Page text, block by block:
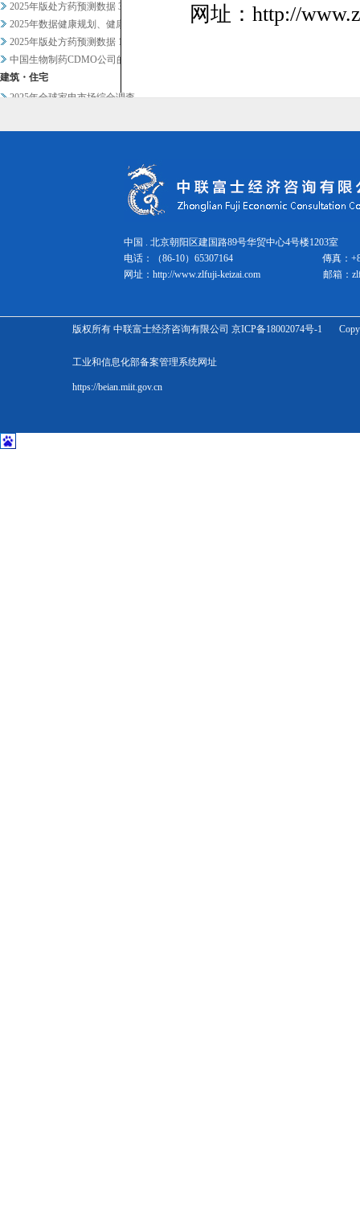
2025年版处方药预测数据 3
2025年数据健康规划、健康管...
2025年版处方药预测数据 1
中国生物制药CDMO公司的战略...
建筑・住宅
2025年全球家电市场综合调查
食材・食品加工
2025年健康/美容食品营销手...
个性化食品发展的最新食品科技趋...
2025年食品营销手册：市场总...
化妆品营销手册2025 年第 ...
化妆品营销手册2025 第2期
功能性化妆品营销手册2024-...
网址：http://
中国 . 北京朝阳区建国路89号华贸中心4号楼1203室
电话：（86-10）65307164
傳真：
网址： http://www.zlfuji-keizai.com 邮箱：
版权所有 中联富士经济咨询有限公司 京ICP备18002074号-1
工业和信息化部备案管理系统网址
https://beian.miit.gov.cn